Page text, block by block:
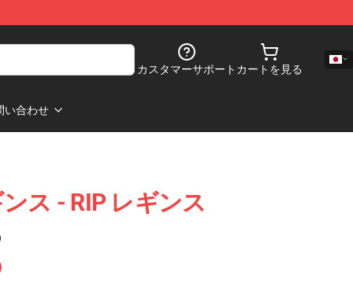
カスタマーサポート カートを見る
い合わせ
ス - RIP レギンス